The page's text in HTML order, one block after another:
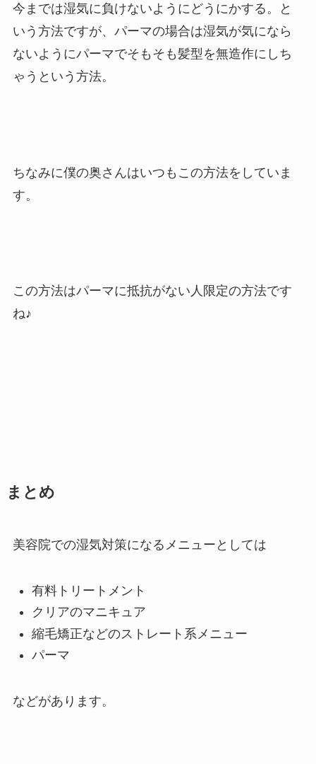
今までは湿気に負けないようにどうにかする。と
いう方法ですが、パーマの場合は湿気が気になら
ないようにパーマでそもそも髪型を無造作にしち
ゃうという方法。
ちなみに僕の奥さんはいつもこの方法をしていま
す。
この方法はパーマに抵抗がない人限定の方法です
ね♪
まとめ
美容院での湿気対策になるメニューとしては
有料トリートメント
クリアのマニキュア
縮毛矯正などのストレート系メニュー
パーマ
などがあります。